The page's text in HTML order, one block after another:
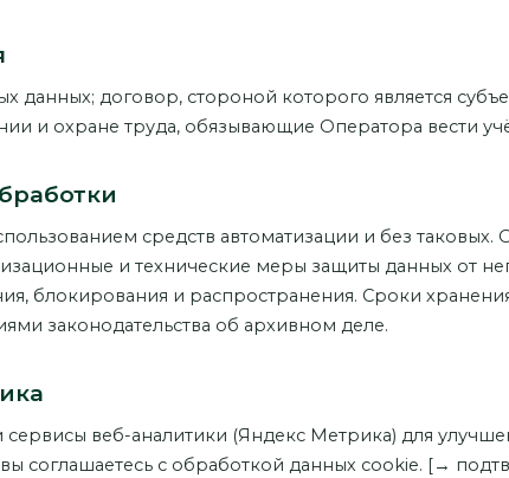
данных; договор, стороной которого является
и охране труда, обязывающие Оператора вести
средств автоматизации и без
и технические меры защиты данных от
блокирования и распространения. Сроки
законодательства об архивном деле.
сервисы веб-аналитики (Яндекс Метрика) для
соглашаетесь с обработкой данных cookie. [→